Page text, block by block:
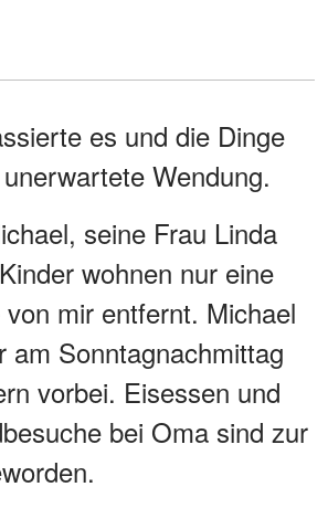
es und die Dinge
Wendung.
seine Frau Linda
wohnen nur eine
mir entfernt. Michael
am Sonntagnachmittag
vorbei. Eisessen und
bei Oma sind zur